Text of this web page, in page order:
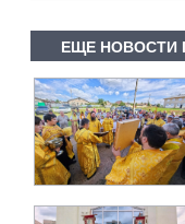
ЕЩЕ НОВОСТИ